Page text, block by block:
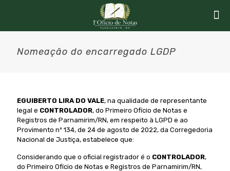
Nomeação do encarregado LGDP
EGUIBERTO LIRA DO VALE, na qualidade de representante
legal e CONTROLADOR, do Primeiro Ofício de Notas e
Registros de Parnamirim/RN, em respeito à LGPD e ao
Provimento nº 134, de 24 de agosto de 2022, da Corregedoria
Nacional de Justiça, estabelece que:
Considerando que o oficial registrador é o CONTROLADOR,
do Primeiro Ofício de Notas e Registros de Parnamirim/RN,